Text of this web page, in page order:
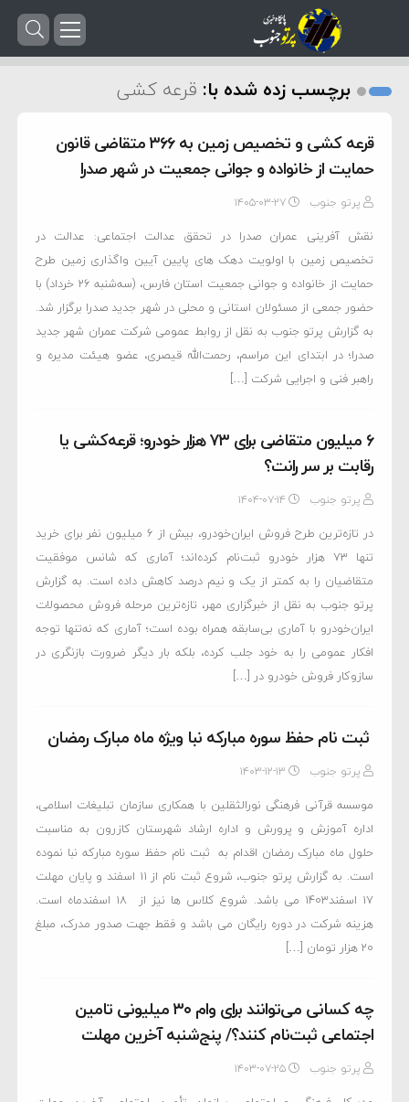
برچسب زده شده با: قرعه کشی
قرعه کشی و تخصیص زمین به ۳۶۶ متقاضی قانون
حمایت از خانواده و جوانی جمعیت در شهر صدرا
پرتو جنوب ۱۴۰۵-۰۳-۲۷
نقش آفرینی عمران صدرا در تحقق عدالت اجتماعی: عدالت در
تخصیص زمین با اولویت دهک های پایین آیین واگذاری زمین طرح
حمایت از خانواده و جوانی جمعیت استان فارس، (سه‌شنبه ۲۶ خرداد) با
حضور جمعی از مسئولان استانی و محلی در شهر جدید صدرا برگزار شد.
به گزارش پرتو جنوب به نقل از روابط عمومی شرکت عمران شهر جدید
صدرا؛ در ابتدای این مراسم، رحمت‌الله قیصری، عضو هیئت مدیره و
راهبر فنی و اجرایی شرکت […]
۶ میلیون متقاضی برای ۷۳ هزار خودرو؛ قرعه‌کشی یا
رقابت بر سر رانت؟
پرتو جنوب ۱۴۰۴-۰۷-۱۴
در تازه‌ترین طرح فروش ایران‌خودرو، بیش از ۶ میلیون نفر برای خرید
تنها ۷۳ هزار خودرو ثبت‌نام کرده‌اند؛ آماری که شانس موفقیت
متقاضیان را به کمتر از یک و نیم درصد کاهش داده است. به گزارش
پرتو جنوب به نقل از خبرگزاری مهر، تازه‌ترین مرحله فروش محصولات
ایران‌خودرو با آماری بی‌سابقه همراه بوده است؛ آماری که نه‌تنها توجه
افکار عمومی را به خود جلب کرده، بلکه بار دیگر ضرورت بازنگری در
سازوکار فروش خودرو در […]
ثبت نام حفظ سوره مبارکه نبا ویژه ماه مبارک رمضان
پرتو جنوب ۱۴۰۳-۱۲-۱۳
موسسه قرآنی فرهنگی نورالثقلین با همکاری سازمان تبلیغات اسلامی،
اداره آموزش و پرورش و اداره ارشاد شهرستان کازرون به مناسبت
حلول ماه مبارک رمضان اقدام به ثبت نام حفظ سوره مبارکه نبا نموده
است. به گزارش پرتو جنوب، شروع ثبت نام از ۱۱ اسفند و پایان مهلت
۱۷ اسفند۱۴۰۳ می باشد. شروع کلاس ها نیز از ۱۸ اسفندماه است.
هزینه شرکت در دوره رایگان می باشد و فقط جهت صدور مدرک، مبلغ
۲۰ هزار تومان […]
چه کسانی می‌توانند برای وام ۳۰ میلیونی تامین
اجتماعی ثبت‌نام کنند؟/ پنج‌شنبه آخرین مهلت
پرتو جنوب ۱۴۰۳-۰۷-۲۵